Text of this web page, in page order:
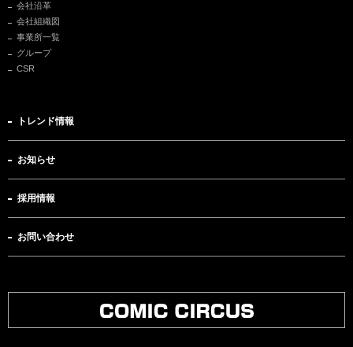
会社沿革
会社組織図
事業所一覧
グループ
CSR
トレンド情報
お知らせ
採用情報
お問い合わせ